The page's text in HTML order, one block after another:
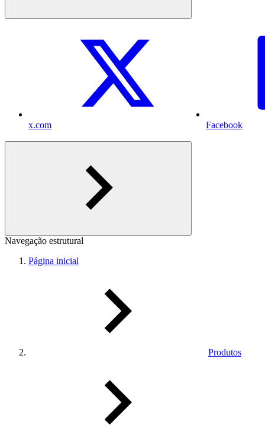
x.com Facebook
Navegação estrutural
Página inicial
Produtos